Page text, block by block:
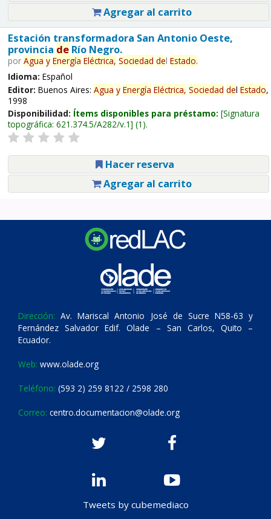
Agregar al carrito
Estación transformadora San Antonio Oeste,
provincia deRío Negro.
por Agua y Energía Eléctrica, Sociedad del Estado.
Idioma: Español
Editor: Buenos Aires: Agua y Energía Eléctrica, Sociedad del Estado,
1998
Disponibilidad: Ítems disponibles para préstamo: Signatura
topográfica: 621.374.5/A282/v.1 (1).
Hacer reserva
Agregar al carrito
Dirección: Av. Mariscal Antonio José de Sucre N58-63 y
Fernández Salvador Edif. Olade – San Carlos, Quito –
Ecuador.
Web: www.olade.org
Teléfono: (593 2) 259 8122 / 2598 280
Correo: centro.documentacion@olade.org
Tweets by cubemediaco